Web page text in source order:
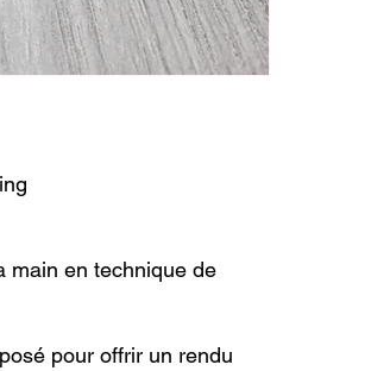
main en technique de
pour offrir un rendu